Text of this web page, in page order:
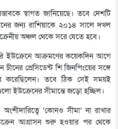
স্বাগত জানিয়েছে। তবে দেশটি
জন্য রাশিয়াকে ২০১৪ সালে দখল
অঞ্চল থেকে সরে যেতে হবে।
ইউক্রেনে আক্রমণের কয়েকদিন আগে
চীনের প্রেসিডেন্ট শি জিনপিংয়ের সঙ্গে
করেছিলেন। তবে ঠিক সেই সময়ই
ইউক্রেনের সীমান্তে জড়ো হচ্ছিল।
‘কোনও সীমা’ না রাখার
আগ্রাসন শুরু হওয়ার পর থেকে